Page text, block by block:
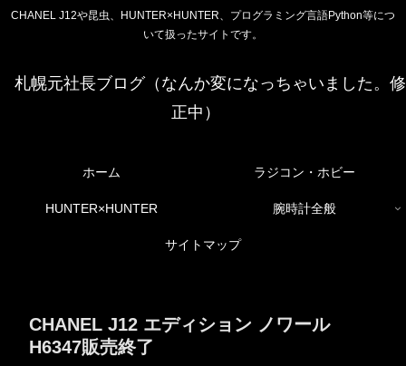
CHANEL J12や昆虫、HUNTER×HUNTER、プログラミング言語Python等につ
いて扱ったサイトです。
札幌元社長ブログ（なんか変になっちゃいました。修
正中）
ホーム ラジコン・ホビー
HUNTER×HUNTER 腕時計全般
サイトマップ
CHANEL J12 エディション ノワール
H6347販売終了